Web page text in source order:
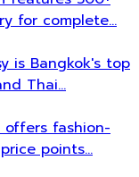
for complete…
is Bangkok's top
Thai…
offers fashion-
points…